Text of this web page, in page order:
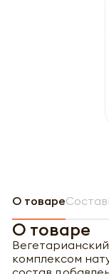
О товареСостав
О товаре
комплексом